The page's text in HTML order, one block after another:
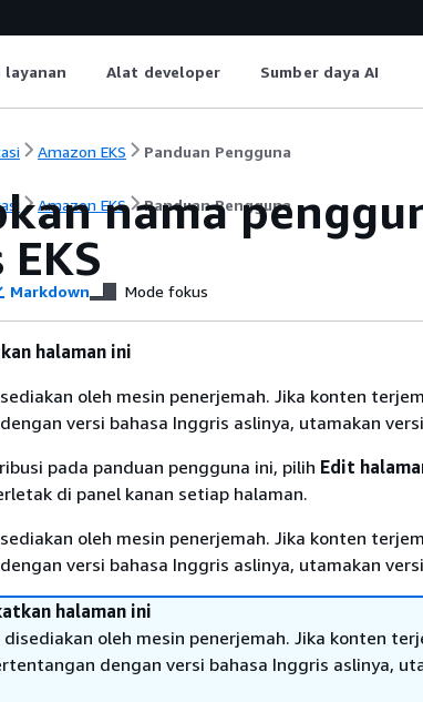
layanan Alat developer Sumber daya AI
Amazon EKS Panduan Pengguna
Amazon EKS Panduan Pengguna
nama
Markdown Mode fokus
halaman ini
oleh mesin penerjemah. Jika konten
versi bahasa Inggris aslinya, utamakan
pada panduan pengguna ini, pilih Edit
di panel kanan setiap halaman.
oleh mesin penerjemah. Jika konten
versi bahasa Inggris aslinya, utamakan
halaman ini
oleh mesin penerjemah. Jika konten
dengan versi bahasa Inggris aslinya,